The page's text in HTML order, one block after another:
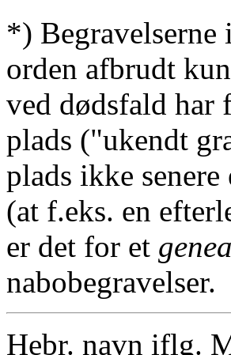
*)
orden afbrudt
ved dødsfald har
plads ("ukendt
plads ikke
(at f.eks. en
er det for et
nabobegravelser.
Hebr. navn iflg.